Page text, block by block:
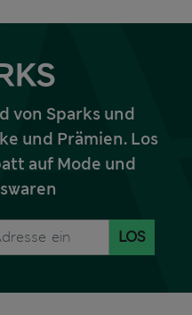
von Sparks und
und Prämien. Los
auf Mode und
LOS